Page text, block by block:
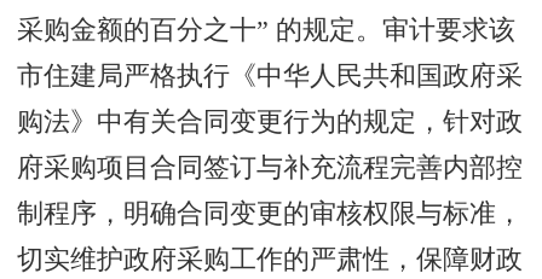
采购金额的百分之十” 的规定。审计要求该
市住建局严格执行《中华人民共和国政府采
购法》中有关合同变更行为的规定，针对政
府采购项目合同签订与补充流程完善内部控
制程序，明确合同变更的审核权限与标准，
切实维护政府采购工作的严肃性，保障财政